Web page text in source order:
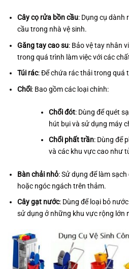
Cây cọ rửa bồn cầu: Dụng cụ dành
cầu trong nhà vệ sinh.
Găng tay cao su: Bảo vệ tay nhân
trong quá trình làm việc với các
Túi rác: Để chứa rác thải trong quá
Chổi: Bao gồm các loại chính:
Chổi đót: Dùng để quét
hút bụi và sử dụng máy
Chổi phất trần: Dùng để
và các khu vực cao như
Bàn chải nhỏ: Sử dụng để làm
hoặc ngóc ngách trên thảm.
Cây gạt nước: Dùng để loại bỏ
sử dụng ở những khu vực rộng lớn